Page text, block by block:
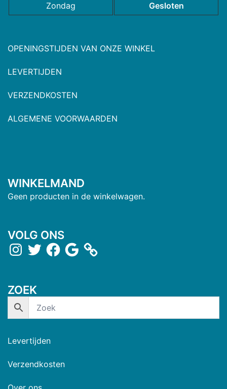
Zondag
Gesloten
OPENINGSTIJDEN VAN ONZE WINKEL
LEVERTIJDEN
VERZENDKOSTEN
ALGEMENE VOORWAARDEN
WINKELMAND
Geen producten in de winkelwagen.
VOLG ONS
ZOEK
Levertijden
Verzendkosten